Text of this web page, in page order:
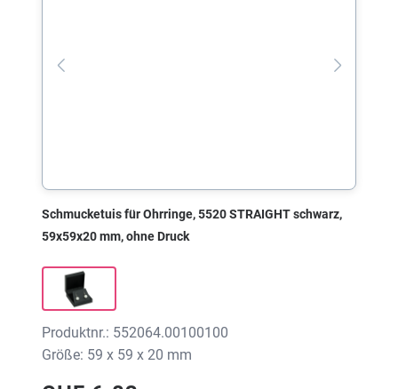
Schmucketuis für Ohrringe, 5520 STRAIGHT schwarz,
59x59x20 mm, ohne Druck
Produktnr.: 552064.00100100
Größe: 59 x 59 x 20 mm